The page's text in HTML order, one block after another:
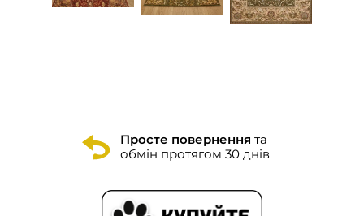
Просте повернення та
обмін протягом 30 днів